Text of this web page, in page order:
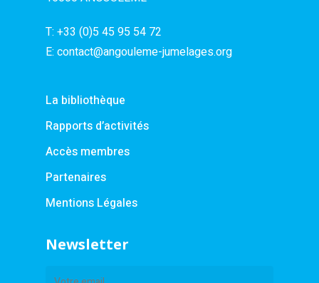
T: +33 (0)5 45 95 54 72
E: contact@angouleme-jumelages.org
La bibliothèque
Rapports d’activités
Accès membres
Partenaires
Mentions Légales
Newsletter